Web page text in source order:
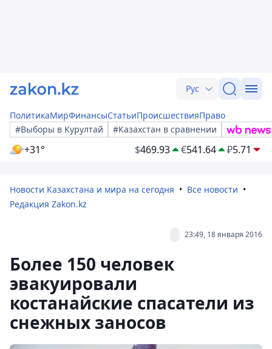
Рус
ПолитикаМирФинансыСтатьиПроисшествияПраво
#Выборы в Курултай
#Казахстан в сравнении
+31° $469.93 €541.64 ₽5.71
Новости Казахстана и мира на сегодня
Все новости
Редакция Zakon.kz
23:49, 18 января 2016
Более 150 человек
эвакуировали
костанайские спасатели из
снежных заносов